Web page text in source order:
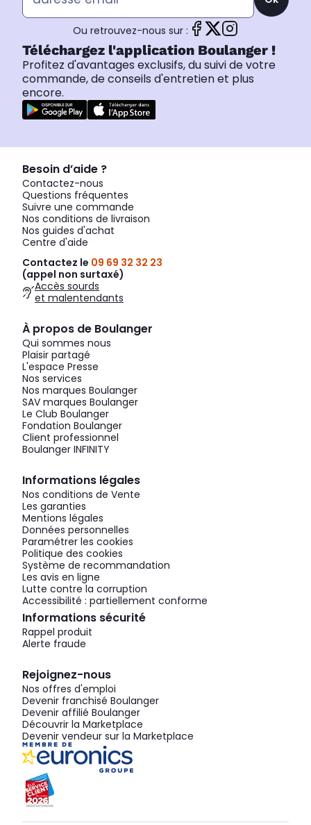
Ou retrouvez-nous sur :
Téléchargez l'application Boulanger !
Profitez d'avantages exclusifs, du suivi de votre
commande, de conseils d'entretien et plus
encore.
Besoin d’aide ?
Contactez-nous
Questions fréquentes
Suivre une commande
Nos conditions de livraison
Nos guides d'achat
Centre d'aide
Contactez le 09 69 32 32 23
(appel non surtaxé)
Accès sourds
et malentendants
À propos de Boulanger
Qui sommes nous
Plaisir partagé
L'espace Presse
Nos services
Nos marques Boulanger
SAV marques Boulanger
Le Club Boulanger
Fondation Boulanger
Client professionnel
Boulanger INFINITY
Informations légales
Nos conditions de Vente
Les garanties
Mentions légales
Données personnelles
Paramétrer les cookies
Politique des cookies
Système de recommandation
Les avis en ligne
Lutte contre la corruption
Accessibilité : partiellement conforme
Informations sécurité
Rappel produit
Alerte fraude
Rejoignez-nous
Nos offres d'emploi
Devenir franchisé Boulanger
Devenir affilié Boulanger
Découvrir la Marketplace
Devenir vendeur sur la Marketplace